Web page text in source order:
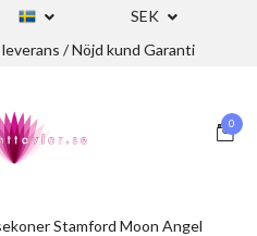
SEK
/ Nöjd kund Garanti
0
Stamford Moon Angel